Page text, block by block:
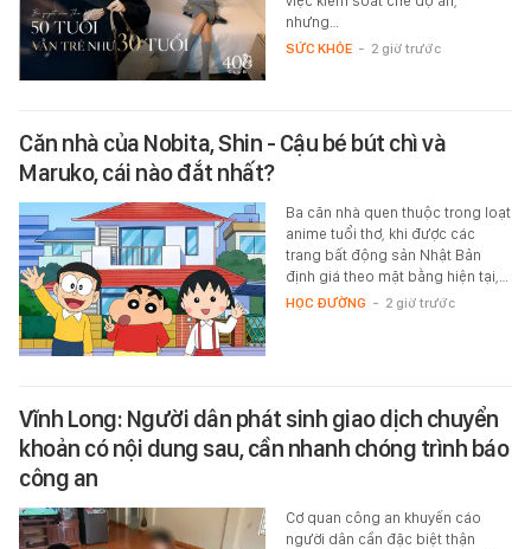
nhưng…
SỨC KHỎE - 2 giờ trước
Căn nhà của Nobita, Shin - Cậu bé bút chì và
Maruko, cái nào đắt nhất?
Ba căn nhà quen thuộc trong loạt
anime tuổi thơ, khi được các
trang bất động sản Nhật Bản
định giá theo mặt bằng hiện tại,…
HỌC ĐƯỜNG - 2 giờ trước
Vĩnh Long: Người dân phát sinh giao dịch chuyển
khoản có nội dung sau, cần nhanh chóng trình báo
công an
Cơ quan công an khuyến cáo
người dân cần đặc biệt thận